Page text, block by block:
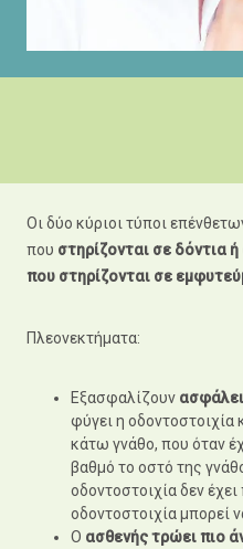
Οι δύο κύριοι τύποι
που στηρίζονται σε δόντια
που στηρίζονται σε
Πλεονεκτήματα:
Εξασφαλίζουν
φύγει η οδοντοστοιχία
κάτω γνάθο, που όταν
βαθμό το οστό της
οδοντοστοιχία δεν
οδοντοστοιχία μπορεί
Ο ασθενής τρώει πιο